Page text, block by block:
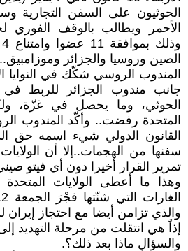
الحوثيون على السفن التجارية
الأحمر ويطالب بالوقف الفوري
الصين وروسيا والجزائر وموزامبيق..
المندوب الروسي شكّك في النوايا
جانب مندوب الجزائر للربط في
الحوثي، وما يحصل في غزّة،
المتحدة رفضت.. وأكّد المندوب
القانون الدولي شيء اسمه حق
سفنها من الهجمات..إلا أن
تمرير القرار أخيرا دون أي فيتو
وهذا ما أعطى الولايات المتحدة
والذي تزامن أيضا مع احتجاز إيران
إذاً هي انتقلت من مرحلة التهديد إلى
والسؤال ماذا بعد ذلك؟.